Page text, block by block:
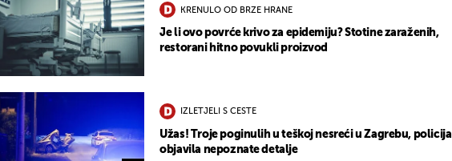
KRENULO OD BRZE HRANE
Je li ovo povrće krivo za epidemiju? Stotine zaraženih,
restorani hitno povukli proizvod
IZLETJELI S CESTE
Užas! Troje poginulih u teškoj nesreći u Zagrebu, policija
objavila nepoznate detalje